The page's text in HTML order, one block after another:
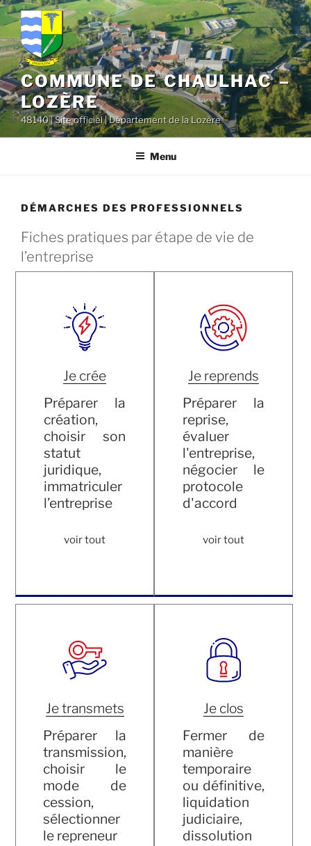
principal
Aller
au
contenu
principal
COMMUNE DE CHAULHAC –
LOZÈRE
48140 | Site officiel | Département de la Lozère
Menu
DÉMARCHES DES PROFESSIONNELS
Fiches pratiques par étape de vie de
l’entreprise
Je crée
Préparer la
création,
choisir son
statut
juridique,
immatriculer
l’entreprise
voir tout
Je reprends
Préparer la
reprise,
évaluer
l'entreprise,
négocier le
protocole
d'accord
voir tout
Je transmets
Préparer la
transmission,
choisir le
mode de
cession,
sélectionner
le repreneur
Je clos
Fermer de
manière
temporaire
ou définitive,
liquidation
judiciaire,
dissolution